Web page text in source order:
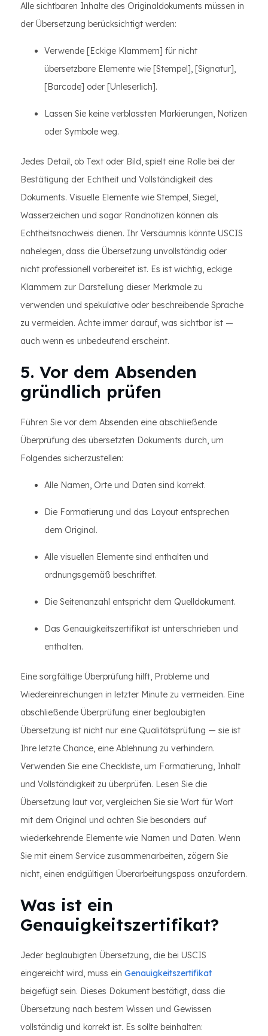
Alle sichtbaren Inhalte des Originaldokuments müssen in
der Übersetzung berücksichtigt werden:
Verwende [Eckige Klammern] für nicht
übersetzbare Elemente wie [Stempel], [Signatur],
[Barcode] oder [Unleserlich].
Lassen Sie keine verblassten Markierungen, Notizen
oder Symbole weg.
Jedes Detail, ob Text oder Bild, spielt eine Rolle bei der
Bestätigung der Echtheit und Vollständigkeit des
Dokuments. Visuelle Elemente wie Stempel, Siegel,
Wasserzeichen und sogar Randnotizen können als
Echtheitsnachweis dienen. Ihr Versäumnis könnte USCIS
nahelegen, dass die Übersetzung unvollständig oder
nicht professionell vorbereitet ist. Es ist wichtig, eckige
Klammern zur Darstellung dieser Merkmale zu
verwenden und spekulative oder beschreibende Sprache
zu vermeiden. Achte immer darauf, was sichtbar ist —
auch wenn es unbedeutend erscheint.
5. Vor dem Absenden
gründlich prüfen
Führen Sie vor dem Absenden eine abschließende
Überprüfung des übersetzten Dokuments durch, um
Folgendes sicherzustellen:
Alle Namen, Orte und Daten sind korrekt.
Die Formatierung und das Layout entsprechen
dem Original.
Alle visuellen Elemente sind enthalten und
ordnungsgemäß beschriftet.
Die Seitenanzahl entspricht dem Quelldokument.
Das Genauigkeitszertifikat ist unterschrieben und
enthalten.
Eine sorgfältige Überprüfung hilft, Probleme und
Wiedereinreichungen in letzter Minute zu vermeiden. Eine
abschließende Überprüfung einer beglaubigten
Übersetzung ist nicht nur eine Qualitätsprüfung — sie ist
Ihre letzte Chance, eine Ablehnung zu verhindern.
Verwenden Sie eine Checkliste, um Formatierung, Inhalt
und Vollständigkeit zu überprüfen. Lesen Sie die
Übersetzung laut vor, vergleichen Sie sie Wort für Wort
mit dem Original und achten Sie besonders auf
wiederkehrende Elemente wie Namen und Daten. Wenn
Sie mit einem Service zusammenarbeiten, zögern Sie
nicht, einen endgültigen Überarbeitungspass anzufordern.
Was ist ein
Genauigkeitszertifikat?
Jeder beglaubigten Übersetzung, die bei USCIS
eingereicht wird, muss ein Genauigkeitszertifikat
beigefügt sein. Dieses Dokument bestätigt, dass die
Übersetzung nach bestem Wissen und Gewissen
vollständig und korrekt ist. Es sollte beinhalten: